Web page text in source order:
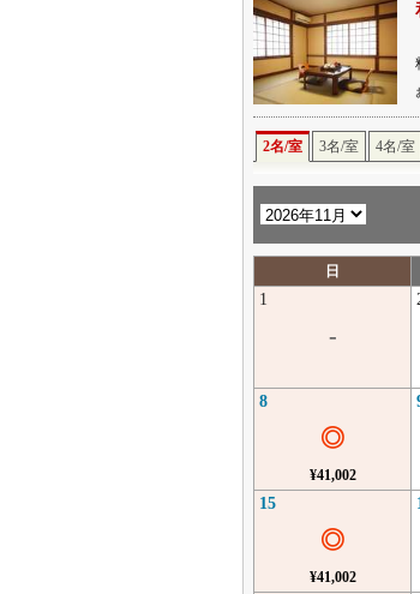
2名/室 3名/室 4名/室
日
1
-
8
◎
¥41,002
15
◎
¥41,002